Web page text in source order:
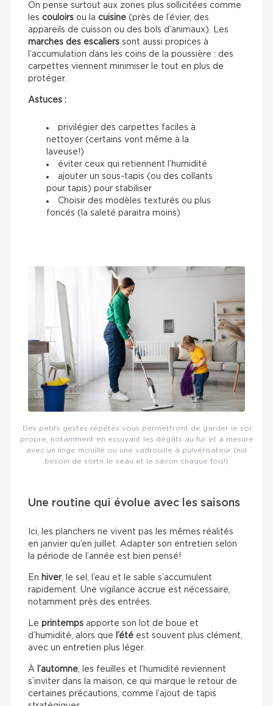
On pense surtout aux zones plus sollicitées comme
les couloirs ou la cuisine (près de l’évier, des
appareils de cuisson ou des bols d’animaux). Les
marches des escaliers sont aussi propices à
l’accumulation dans les coins de la poussière : des
carpettes viennent minimiser le tout en plus de
protéger.
Astuces :
privilégier des carpettes faciles à
nettoyer (certains vont même à la
laveuse!)
éviter ceux qui retiennent l’humidité
ajouter un sous-tapis (ou des collants
pour tapis) pour stabiliser
Choisir des modèles texturés ou plus
foncés (la saleté paraitra moins)
Des petits gestes répétés vous permettront de garder le sol
propre, notamment en essuyant les dégâts au fur et à mesure
avec un linge mouillé ou une vadrouille à pulvérisateur (nul
besoin de sortir le seau et le savon chaque fois!)
Une routine qui évolue avec les saisons
Ici, les planchers ne vivent pas les mêmes réalités
en janvier qu’en juillet. Adapter son entretien selon
la période de l’année est bien pensé!
En hiver, le sel, l’eau et le sable s’accumulent
rapidement. Une vigilance accrue est nécessaire,
notamment près des entrées.
Le printemps apporte son lot de boue et
d’humidité, alors que l’été est souvent plus clément,
avec un entretien plus léger.
À l’automne , les feuilles et l’humidité reviennent
s’inviter dans la maison, ce qui marque le retour de
certaines précautions, comme l’ajout de tapis